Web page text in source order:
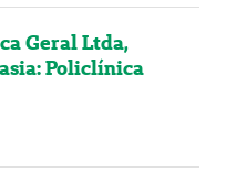
Geral Ltda,
Policlínica